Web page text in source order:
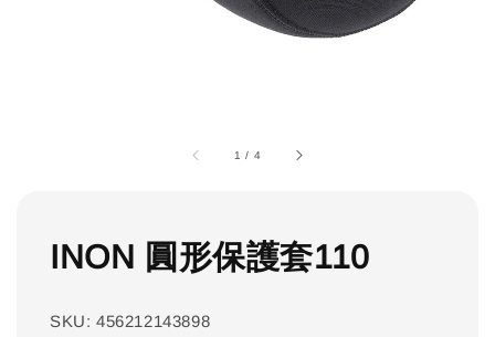
1 / 4
INON 圓形保護套110
SKU: 456212143898